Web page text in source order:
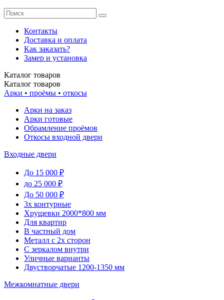
Контакты
Доставка и оплата
Как заказать?
Замер и установка
Каталог товаров
Каталог товаров
Арки • проёмы • откосы
Арки на заказ
Арки готовые
Обрамление проёмов
Откосы входной двери
Входные двери
До 15 000 ₽
до 25 000 ₽
До 50 000 ₽
3х контурные
Хрущевки 2000*800 мм
Для квартир
В частный дом
Металл с 2х сторон
С зеркалом внутри
Уличные варианты
Двустворчатые 1200-1350 мм
Межкомнатные двери